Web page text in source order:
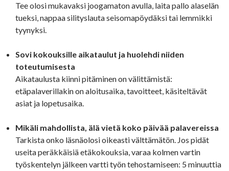
Tee olosi mukavaksi joogamaton avulla, laita pallo alaselän
tueksi, nappaa silityslauta seisomapöydäksi tai lemmikki
tyynyksi.
Sovi kokouksille aikataulut ja huolehdi niiden
toteutumisesta
Aikataulusta kiinni pitäminen on välittämistä:
etäpalaverillakin on aloitusaika, tavoitteet, käsiteltävät
asiat ja lopetusaika.
Mikäli mahdollista, älä vietä koko päivää palavereissa
Tarkista onko läsnäolosi oikeasti välttämätön. Jos pidät
useita peräkkäisiä etäkokouksia, varaa kolmen vartin
työskentelyn jälkeen vartti työn tehostamiseen: 5 minuuttia